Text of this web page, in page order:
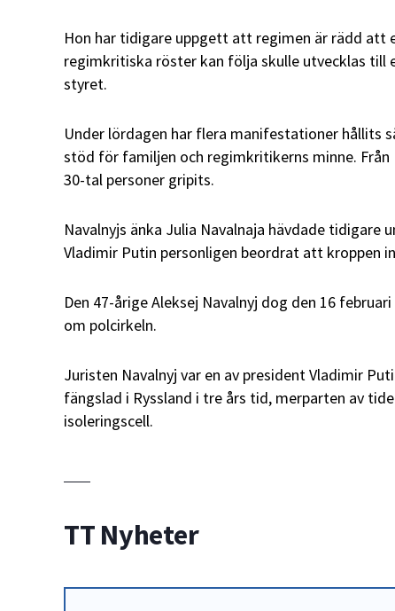
Hon har tidigare uppgett att regimen är rädd att
regimkritiska röster kan följa skulle utvecklas
styret.
Under lördagen har flera manifestationer hållits
stöd för familjen och regimkritikerns minne.
30-tal personer gripits.
Navalnyjs änka Julia Navalnaja hävdade tidigare
Vladimir Putin personligen beordrat att kroppen
Den 47-årige Aleksej Navalnyj dog den 16
om polcirkeln.
Juristen Navalnyj var en av president Vladimir
fängslad i Ryssland i tre års tid, merparten av
isoleringscell.
TT Nyheter